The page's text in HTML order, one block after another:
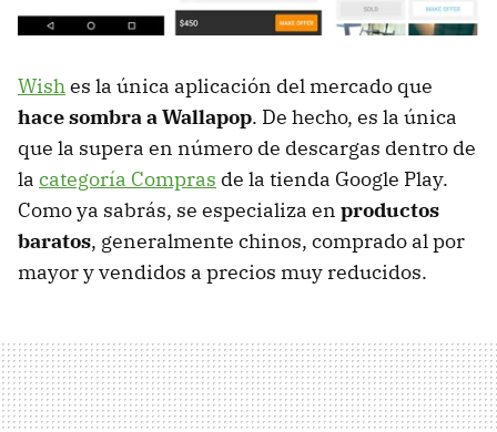
Wishes la única aplicación del mercado que
hace sombra a Wallapop. De hecho, es la única
que la supera en número de descargas dentro de
la categoría Compras de la tienda Google Play.
Como ya sabrás, se especializa en productos
baratos, generalmente chinos, comprado al por
mayor y vendidos a precios muy reducidos.